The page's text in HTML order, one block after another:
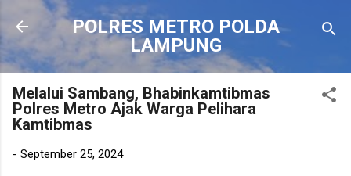
Langsung ke konten utama
POLRES METRO POLDA
LAMPUNG
Melalui Sambang, Bhabinkamtibmas
Polres Metro Ajak Warga Pelihara
Kamtibmas
- September 25, 2024